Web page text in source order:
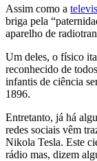
Assim como a
briga pela
aparelho de
Um deles, o físico
reconhecido de
infantis de ciência
1896.
Entretanto, já há
redes sociais vêm
Nikola Tesla. Este
rádio mas, dizem